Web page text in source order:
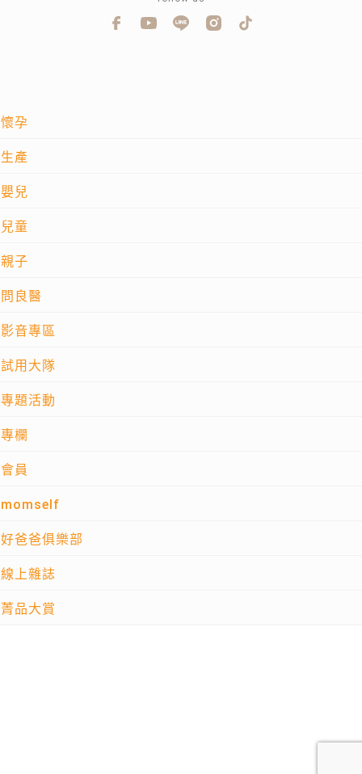
懷孕
生產
嬰兒
兒童
親子
問良醫
影音專區
試用大隊
專題活動
專欄
會員
momself
好爸爸俱樂部
線上雜誌
菁品大賞